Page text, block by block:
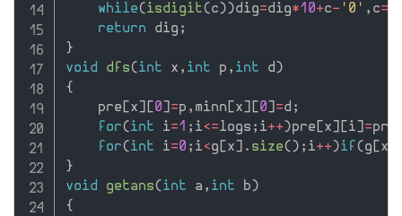
while(isdigit(c))dig=dig*10+c- '0' , c=
return dig ;
}
void
dfs(int x , int p , int d)
{
    pre
[x] [0] =p , minn [x] [0] =d ;
for(int i=1 ; i<=logs ; i++)pre [x] [i] =pre
for(int i=0 ; i<g [x] . size() ; i++)if (g [x
}
void
getans(int a , int b)
{